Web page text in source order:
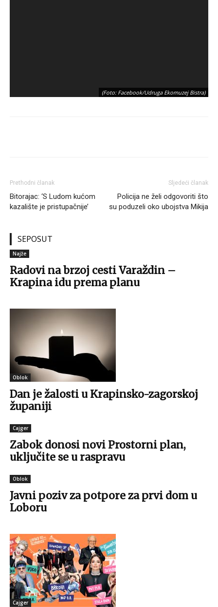
(Foto: Facebook/Udruga Ekomuzej Bistra)
(Foto: Facebook/Udruga Ekomuzej Bistra)
Prethodni članak
Bitorajac: ‘S Ludom kućom
kazalište je pristupačnije’
Sljedeći članak
Policija ne želi odgovoriti što
su poduzeli oko ubojstva Mikija
SEPOSUT
Najže
Radovi na brzoj cesti Varaždin –
Krapina idu prema planu
Oblok
Dan je žalosti u Krapinsko-zagorskoj
županiji
Cajger
Zabok donosi novi Prostorni plan,
uključite se u raspravu
Oblok
Javni poziv za potpore za prvi dom u
Loboru
Cajger